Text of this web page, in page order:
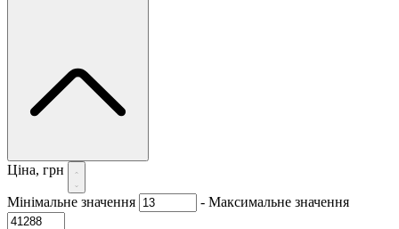
Ціна, грн
Мінімальне значення - Максимальне значення